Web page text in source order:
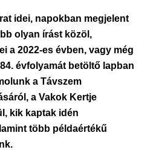
idei, napokban megjelent
olyan írást közöl,
a 2022-es évben, vagy még
évfolyamát betöltő lapban
a Távszem
a Vakok Kertje
kik kaptak idén
több példaértékű